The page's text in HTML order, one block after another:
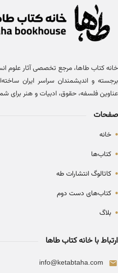
برجسته و اندیشمندان سراسر ایران
عناوین فلسفه، حقوق، ادبیات و هنر برای
صفحات
• خانه
• کتاب‌ها
• کاتالوگ انتشارات طه
• کتاب‌های دست دوم
• بلاگ
ارتباط با خانه کتاب طاها
info@ketabtaha.com